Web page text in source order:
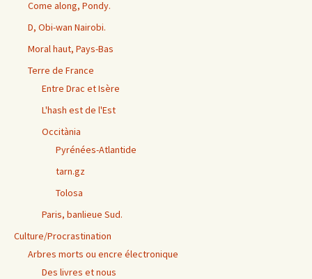
Come along, Pondy.
D, Obi-wan Nairobi.
Moral haut, Pays-Bas
Terre de France
Entre Drac et Isère
L'hash est de l'Est
Occitània
Pyrénées-Atlantide
tarn.gz
Tolosa
Paris, banlieue Sud.
Culture/Procrastination
Arbres morts ou encre électronique
Des livres et nous